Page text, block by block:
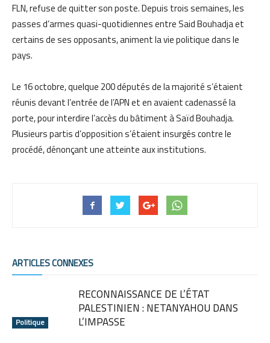
FLN, refuse de quitter son poste. Depuis trois semaines, les
passes d’armes quasi-quotidiennes entre Said Bouhadja et
certains de ses opposants, animent la vie politique dans le
pays.
Le 16 octobre, quelque 200 députés de la majorité s’étaient
réunis devant l’entrée de l’APN et en avaient cadenassé la
porte, pour interdire l’accès du bâtiment à Saïd Bouhadja.
Plusieurs partis d’opposition s’étaient insurgés contre le
procédé, dénonçant une atteinte aux institutions.
ARTICLES CONNEXES
Politique
RECONNAISSANCE DE L’ÉTAT
PALESTINIEN : NETANYAHOU DANS
L’IMPASSE